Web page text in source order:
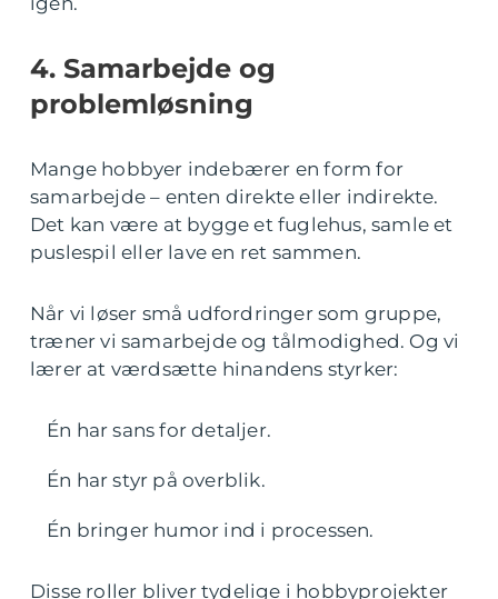
4. Samarbejde og
problemløsning
Mange hobbyer indebærer en form for
samarbejde – enten direkte eller indirekte.
Det kan være at bygge et fuglehus, samle et
puslespil eller lave en ret sammen.
Når vi løser små udfordringer som gruppe,
træner vi samarbejde og tålmodighed. Og vi
lærer at værdsætte hinandens styrker:
Én har sans for detaljer.
Én har styr på overblik.
Én bringer humor ind i processen.
Disse roller bliver tydelige i hobbyprojekter